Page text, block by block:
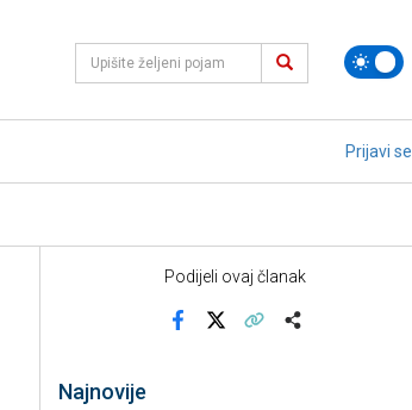
Prijavi se
Podijeli ovaj članak
Najnovije